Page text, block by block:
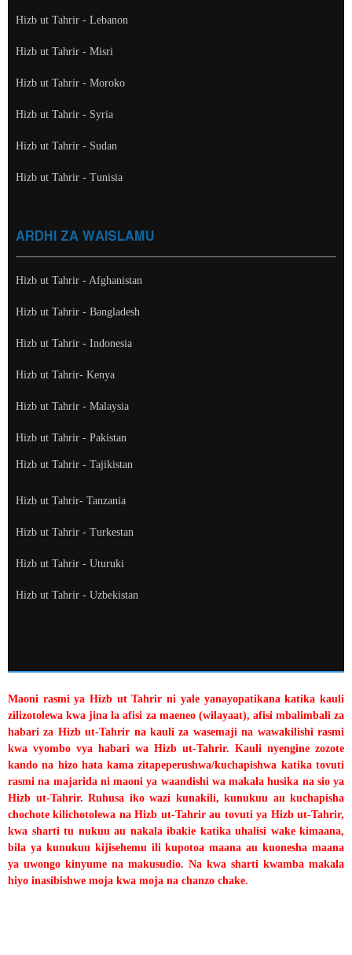
Hizb ut Tahrir - Lebanon
Hizb ut Tahrir - Misri
Hizb ut Tahrir - Moroko
Hizb ut Tahrir - Syria
Hizb ut Tahrir - Sudan
Hizb ut Tahrir - Tunisia
ARDHI ZA WAISLAMU
Hizb ut Tahrir - Afghanistan
Hizb ut Tahrir - Bangladesh
Hizb ut Tahrir - Indonesia
Hizb ut Tahrir- Kenya
Hizb ut Tahrir - Malaysia
Hizb ut Tahrir - Pakistan
Hizb ut Tahrir - Tajikistan
Hizb ut Tahrir- Tanzania
Hizb ut Tahrir - Turkestan
Hizb ut Tahrir - Uturuki
Hizb ut Tahrir - Uzbekistan
Maoni rasmi ya Hizb ut Tahrir ni yale yanayopatikana katika kauli
zilizotolewa kwa jina la afisi za maeneo (wilayaat), afisi mbalimbali za
habari za Hizb ut-Tahrir na kauli za wasemaji na wawakilishi rasmi
kwa vyombo vya habari wa Hizb ut-Tahrir. Kauli nyengine zozote
kando na hizo hata kama zitapeperushwa/kuchapishwa katika tovuti
rasmi na majarida ni maoni ya waandishi wa makala husika na sio ya
Hizb ut-Tahrir. Ruhusa iko wazi kunakili, kunukuu au kuchapisha
chochote kilichotolewa na Hizb ut-Tahrir au tovuti ya Hizb ut-Tahrir,
kwa sharti tu nukuu au nakala ibakie katika uhalisi wake kimaana,
bila ya kunukuu kijisehemu ili kupotoa maana au kuonesha maana
ya uwongo kinyume na makusudio. Na kwa sharti kwamba makala
hiyo inasibishwe moja kwa moja na chanzo chake.